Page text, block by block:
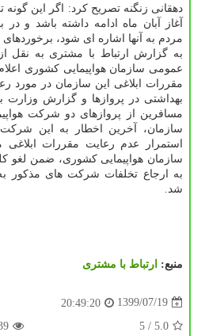
دهقانی زنگنه تصریح کرد: اگر این گونه
آغاز آبان ماه ادامه داشته باشد و
مردم به آنها اشاره ای شود،
به گزارش ارتباط با مشتری به نقل
عمومی سازمان هواپیمایی کشوری
مقررات ابلاغی این سازمان در مورد
بهداشتی در پروازها و گزارش
مسافرین از پروازهای دو شرکت
سازمان، آخرین اخطار به این
سازمان هواپیمایی کشوری، ضمن لغو
به ارجاع تخلفات شرکت های مذکور
شد.
منبع: ارتباط با مشتری
1399/07/19
20:49:20
5.0
/ 5